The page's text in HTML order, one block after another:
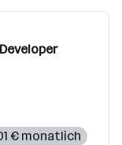
€ monatlich